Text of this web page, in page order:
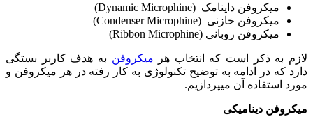
میکروفن داینامک (Dynamic Microphine)
میکروفن خازنی (Condenser Microphine)
میکروفن روبانی (Ribbon Microphine)
لازم به ذکر است که انتخاب هر میکروفن به هدف کاربر بستگی
دارد که در ادامه به توضیح تکنولوژی به کار رفته در هر میکروفن و
مورد استفاده آن میپردازیم.
میکروفن دینامیکی